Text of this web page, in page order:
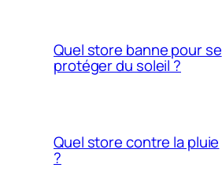
Quel store banne pour se
protéger du soleil ?
Quel store contre la pluie
?